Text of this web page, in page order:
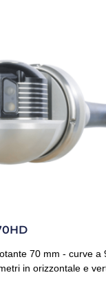
70 mm - curve a
in orizzontale e